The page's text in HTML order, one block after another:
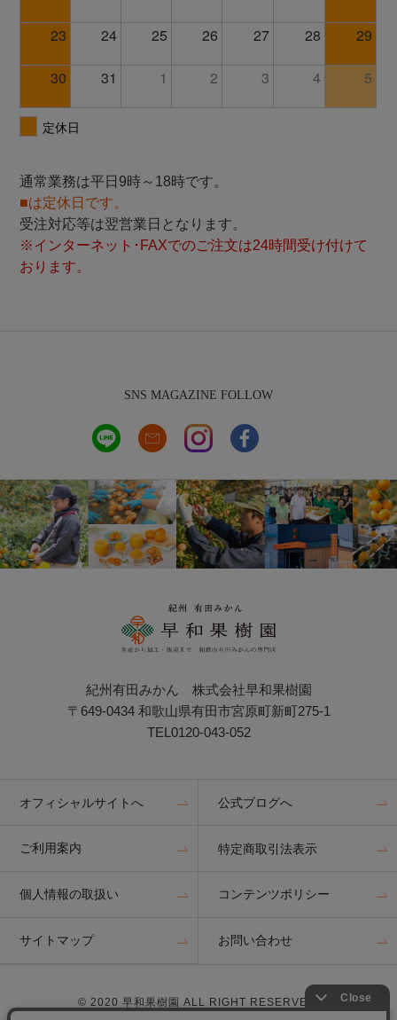
通常業務は平日9時～18時です。
■は定休日です。
受注対応等は翌営業日となります。
※インターネット･FAXでのご注文は24時間受け付けて
おります。
SNS MAGAZINE FOLLOW
紀州有田みかん 株式会社早和果樹園
〒649-0434 和歌山県有田市宮原町新町275-1
TEL0120-043-052
オフィシャルサイトへ 公式ブログへ
ご利用案内 特定商取引法表示
個人情報の取扱い コンテンツポリシー
サイトマップ お問い合わせ
© 2020 早和果樹園 ALL RIGHT RESERVED.